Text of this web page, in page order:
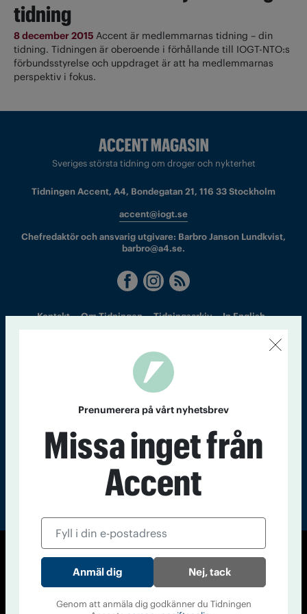
tidning
8 december 2015 Accent är medlemmarnas tidning – din
tidning. Tidningen är oberoende i förhållande till IOGT-NTO:s
förbundsstyrelse och uppdraget är att ha medlemmarnas
perspektiv i fokus.
Sveriges största tidning om droger och nykterhet
Tidningen Accent, A4, Bondegatan 21, 116 33 Stockholm
accent@iogt.se
Chefredaktör och ansvarig utgivare: Barbro Janson Lundkvist,
barbro@a4.se.
Kontakt Om Tidningen Tidningsarkiv In English
Accent
© Tidningen Accent 2026
Cookiepolicy
Personuppgiftspolicy
Prenumerera på vårt nyhetsbrev
Missa inget från
Accent
Nej, tack
Genom att anmäla dig godkänner du Tidningen